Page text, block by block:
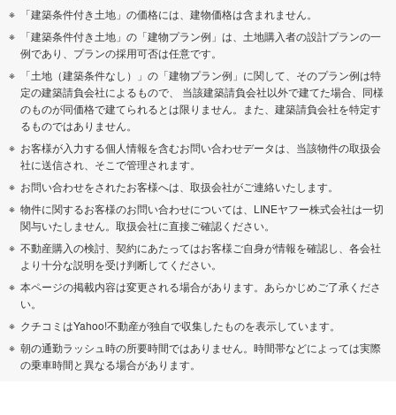
「建築条件付き土地」の価格には、建物価格は含まれません。
「建築条件付き土地」の「建物プラン例」は、土地購入者の設計プランの一
例であり、プランの採用可否は任意です。
「土地（建築条件なし）」の「建物プラン例」に関して、そのプラン例は特
定の建築請負会社によるもので、 当該建築請負会社以外で建てた場合、同様
のものが同価格で建てられるとは限りません。また、建築請負会社を特定す
るものではありません。
お客様が入力する個人情報を含むお問い合わせデータは、当該物件の取扱会
社に送信され、そこで管理されます。
お問い合わせをされたお客様へは、取扱会社がご連絡いたします。
物件に関するお客様のお問い合わせについては、LINEヤフー株式会社は一切
関与いたしません。取扱会社に直接ご確認ください。
不動産購入の検討、契約にあたってはお客様ご自身が情報を確認し、各会社
より十分な説明を受け判断してください。
本ページの掲載内容は変更される場合があります。あらかじめご了承くださ
い。
クチコミはYahoo!不動産が独自で収集したものを表示しています。
朝の通勤ラッシュ時の所要時間ではありません。時間帯などによっては実際
の乗車時間と異なる場合があります。